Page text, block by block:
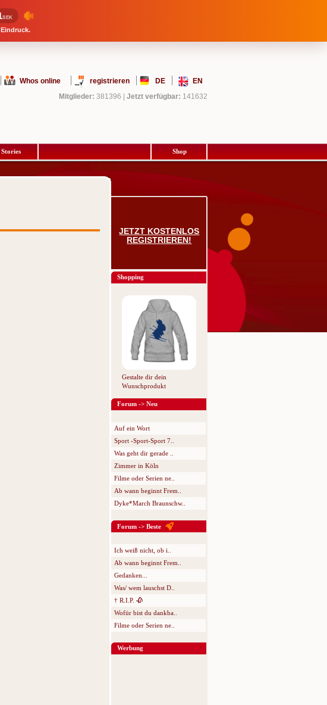
SEK
Whos online registrieren DE
EN
Mitglieder: 381396 Jetzt verfügbar: 141632
Stories Shop
JETZT KOSTENLOS
REGISTRIEREN!
Shopping
Gestalte dir dein
Wunschprodukt
Forum -> Neu
Auf ein Wort
Sport -Sport-Sport 7..
Was geht dir gerade ..
Zimmer in Köln
Filme oder Serien ne..
Ab wann beginnt Frem..
Dyke*March Braunschw..
Forum -> Beste
Ich weiß nicht, ob i..
Ab wann beginnt Frem..
Gedanken...
Was/ wem lauschst D..
† R.I.P. 🥀
Wofür bist du dankba..
Filme oder Serien ne..
Werbung